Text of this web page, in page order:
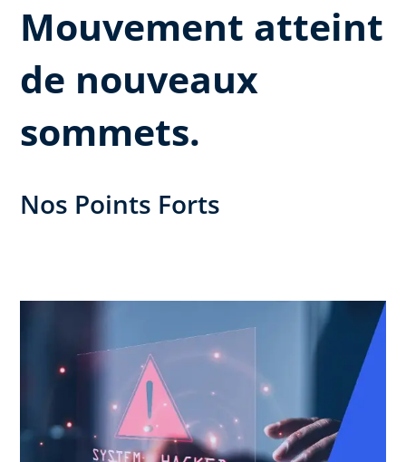
Mouvement atteint
de nouveaux
sommets.
Nos Points Forts